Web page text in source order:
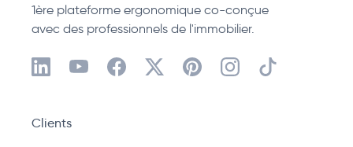
1ère plateforme ergonomique co-conçue
avec des professionnels de l'immobilier.
Clients